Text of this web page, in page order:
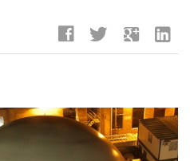
facebook twitter google linkedin